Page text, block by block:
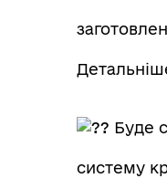
Буде
систему